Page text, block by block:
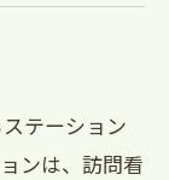
テーション
ンは、訪問看